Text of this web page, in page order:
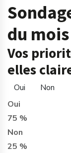
du mois
Vos
elles
Oui
Non
Oui
75 %
Non
25 %